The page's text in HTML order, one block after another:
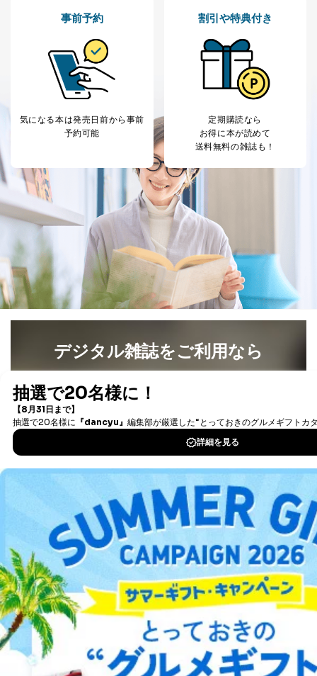
販売店などの梱包・配送・配達会社
４．開示対象個人情報の「開示」「訂正」等の請求につ
いて
当社は、本人から、開示対象個人情報について利用目的
の通知を求められた場合には、遅滞なくこれに応じま
利用目的の通知を行なうことはできません。そのとき
は、本人に遅滞無くその旨を通知するとともに、理由を
①利用目的を本人に通知し、又は公表することによって
本人又は第三者の生命、身体、財産その他の権利利益を
害するおそれがある場合
②利用目的を本人に通知し、又は公表することによって
当該事業者の権利又は正当な利益を害するおそれがある
③国の機関又は地方公共団体が法令の定める事務を遂行
することに対して協力する必要がある場合であって、利
用目的を本人に通知し、又は公表することによって当該
事務の遂行に支障を及ぼすおそれがあるとき
④開示対象個人情報の利用目的が明らかな場合
たはその代理人からの利用目的の通知、開示、変更等
（内容の訂正、追加または削除）、利用停止等（「利用
の停止または消去」「第三者への提供の停止」）の求め
に対応させていただいております。 当社顧客の皆様の
個人情報は「マイページ」にログインしていただくこと
で、訂正、追加、変更を行っていただくことが出来ま
す。マイページをご利用いただけない方、その他の方に
つきましては、下記Aをご覧ください。 また、ご登録い
情報に変更があった場合には、当社が登録情報を変更さ
せていただく場合があります。
A.開示等の求めの申し出先、提出していただく書面等
開示等の求めは、電話又は電子メールにて下記までお申
し付けください。開示等の求めに際して提出していただ
く書面等については、その際にご案内いたします。
■電話による場合
TEL:0570-200-223
株式会社富士山マガジンサービス 個人情報問い合わせ
係
受付時間：10:00～17:00（土、日、祝、年末年始休業）
事前予約
気になる本は発売日前から事前
予約可能
割引や特典付き
定期購読なら
お得に本が読めて
送料無料の雑誌も！
デジタル雑誌をご利用なら
書籍）が無料で読み放題！
DOWNLOAD FOR IOS
DOWNLOAD FOR ANDROID
ご利用方法はこちら
総合案内
アフィリエイト 採用情報
プレスリリース お問い合わせ